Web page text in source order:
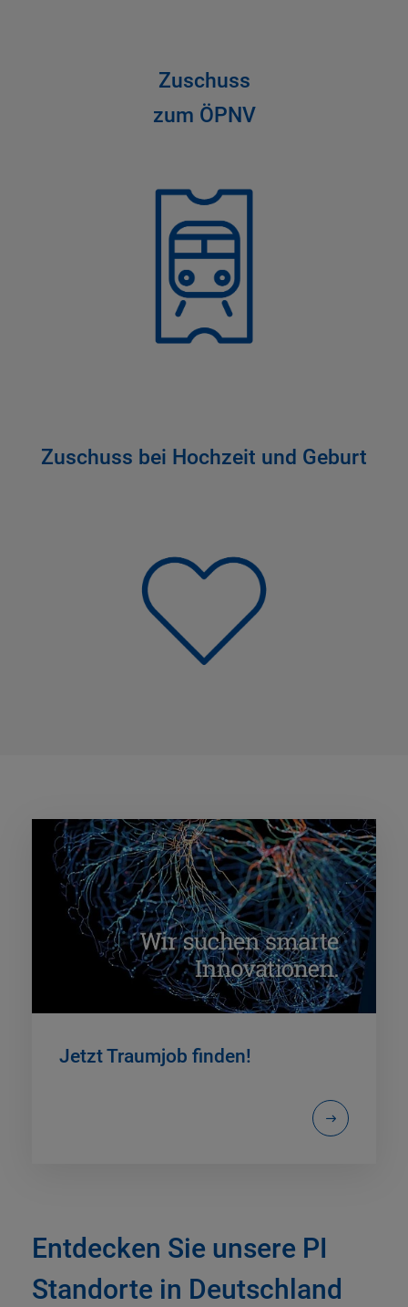
Zuschuss
zum ÖPNV
Zuschuss bei Hochzeit und Geburt
Jetzt Traumjob finden!
Entdecken Sie unsere PI
Standorte in Deutschland